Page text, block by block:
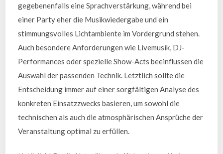
gegebenenfalls eine Sprachverstärkung, während bei
einer Party eher die Musikwiedergabe und ein
stimmungsvolles Lichtambiente im Vordergrund stehen.
Auch besondere Anforderungen wie Livemusik, DJ-
Performances oder spezielle Show-Acts beeinflussen die
Auswahl der passenden Technik. Letztlich sollte die
Entscheidung immer auf einer sorgfältigen Analyse des
konkreten Einsatzzwecks basieren, um sowohl die
technischen als auch die atmosphärischen Ansprüche der
Veranstaltung optimal zu erfüllen.